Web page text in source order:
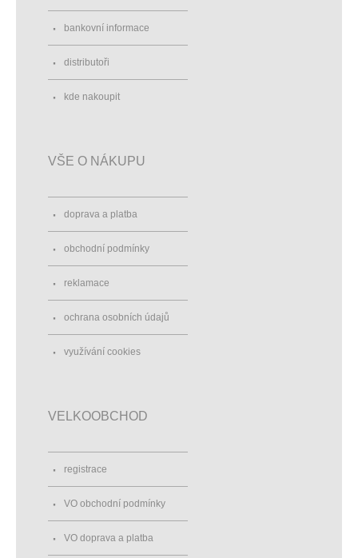
bankovní informace
distributoři
kde nakoupit
VŠE O NÁKUPU
doprava a platba
obchodní podmínky
reklamace
ochrana osobních údajů
využívání cookies
VELKOOBCHOD
registrace
VO obchodní podmínky
VO doprava a platba